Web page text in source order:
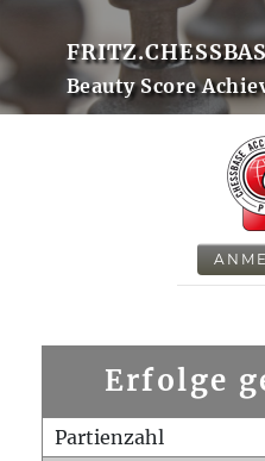
Beauty Score
Erfolge
Partienzahl